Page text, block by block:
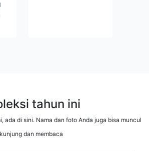
tahun ini
ada di sini. Nama dan foto Anda juga bisa muncul
dan membaca